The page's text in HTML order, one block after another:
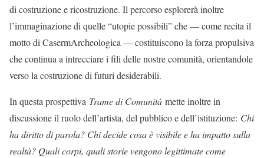
di costruzione e ricostruzione. Il percorso esplorerà inoltre
l’immaginazione di quelle “utopie possibili” che — come recita il
motto di CasermArcheologica — costituiscono la forza propulsiva
che continua a intrecciare i fili delle nostre comunità, orientandole
verso la costruzione di futuri desiderabili.
In questa prospettiva Trame di Comunità mette inoltre in
discussione il ruolo dell’artista, del pubblico e dell’istituzione: Chi
ha diritto di parola? Chi decide cosa è visibile e ha impatto sulla
realtà? Quali corpi, quali storie vengono legittimate come